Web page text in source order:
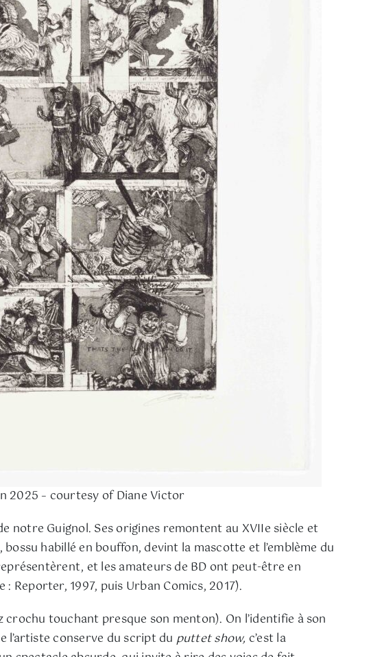
2025 – courtesy of Diane Victor
notre Guignol. Ses origines remontent au XVIIe siècle et
habillé en bouffon, devint la mascotte et l’emblème du
et les amateurs de BD ont peut-être en
Reporter, 1997, puis Urban Comics, 2017).
touchant presque son menton). On l’identifie à son
l’artiste conserve du script du puttet show, c’est la